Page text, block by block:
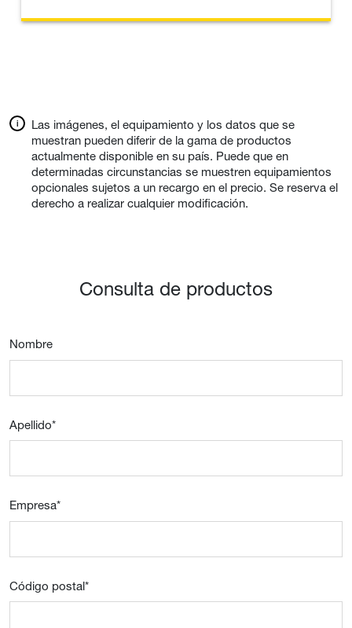
Las imágenes, el equipamiento y los datos que se
muestran pueden diferir de la gama de productos
actualmente disponible en su país. Puede que en
determinadas circunstancias se muestren equipamientos
opcionales sujetos a un recargo en el precio. Se reserva el
derecho a realizar cualquier modificación.
Consulta de productos
Nombre
Apellido*
Empresa*
Código postal*